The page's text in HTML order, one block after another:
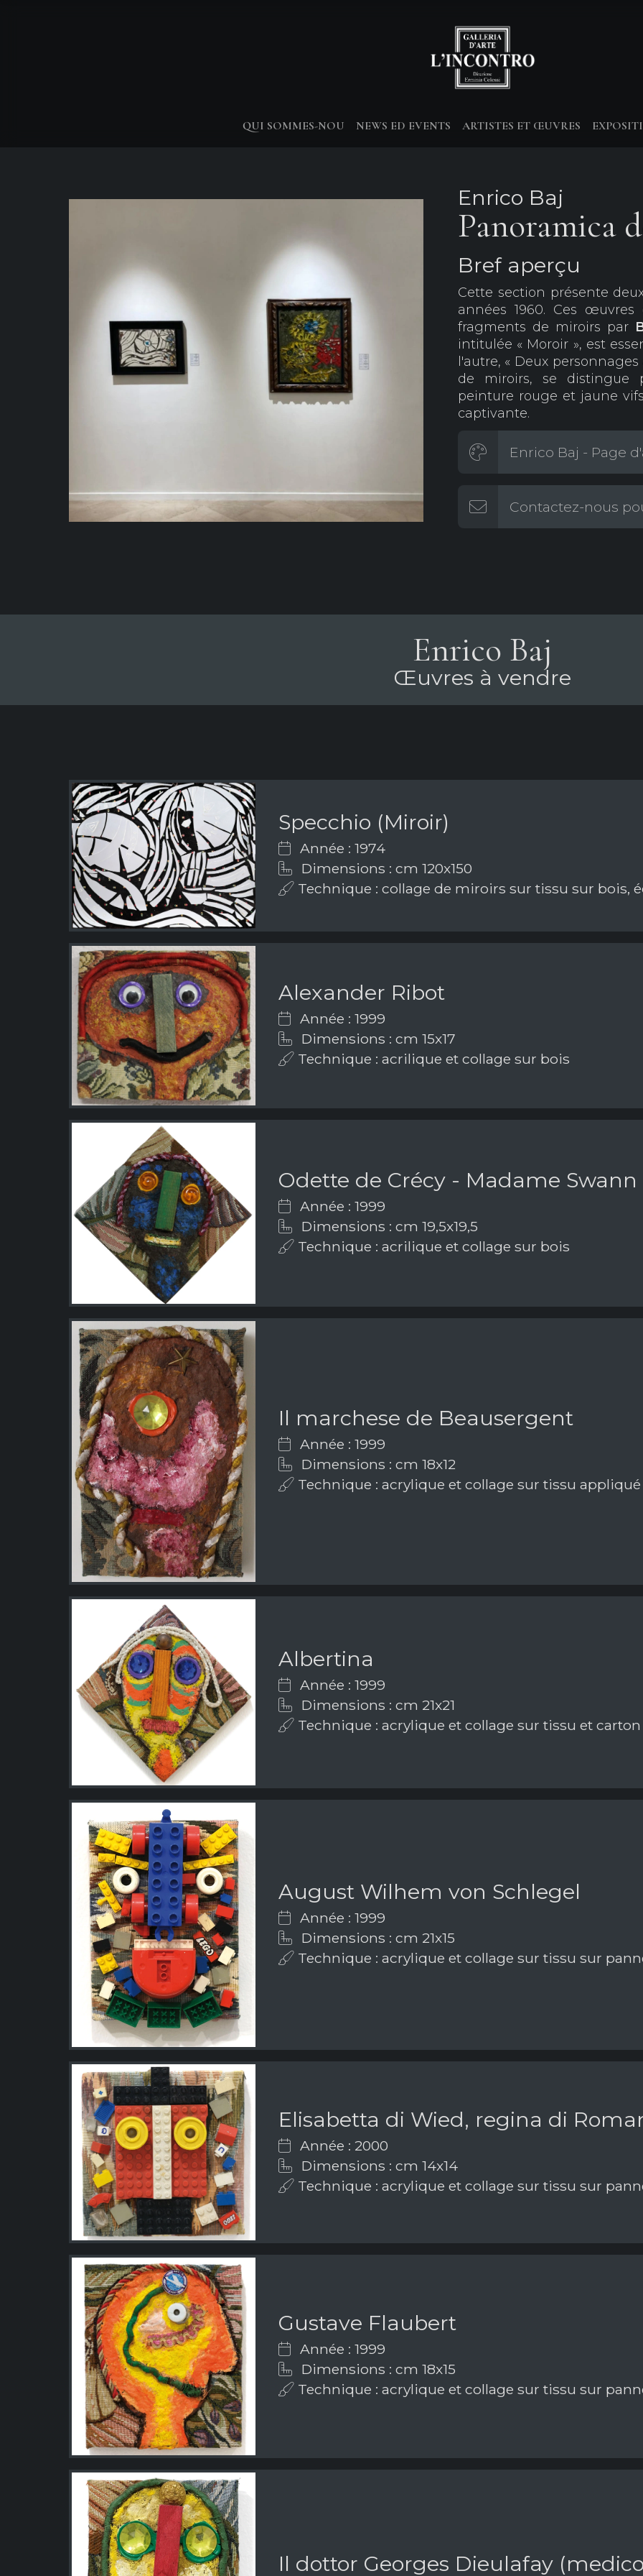
QUI SOMMES-NOU NEWS ED EVENTS ARTISTES ET ŒUVRES
Enrico Baj
Panoramica
Bref aperçu
Cette section présente
années 1960. Ces
fragments de miroirs par
intitulée « Moroir », est
l'autre, « Deux
de miroirs, se distingue
peinture rouge et jaune
captivante.
Enrico Baj - Page
Contactez-nous
Enrico Baj
Œuvres à vendre
Specchio (Miroir)
Année : 1974
Dimensions : cm 120x150
Technique : collage de miroirs sur tissu sur bois,
Alexander Ribot
Année : 1999
Dimensions : cm 15x17
Technique : acrilique et collage sur bois
Odette de Crécy - Madame Swann
Année : 1999
Dimensions : cm 19,5x19,5
Technique : acrilique et collage sur bois
Il marchese de Beausergent
Année : 1999
Dimensions : cm 18x12
Technique : acrylique et collage sur tissu
Albertina
Année : 1999
Dimensions : cm 21x21
Technique : acrylique et collage sur tissu et carton
August Wilhem von Schlegel
Année : 1999
Dimensions : cm 21x15
Technique : acrylique et collage sur tissu sur
Elisabetta di Wied, regina di
Année : 2000
Dimensions : cm 14x14
Technique : acrylique et collage sur tissu sur
Gustave Flaubert
Année : 1999
Dimensions : cm 18x15
Technique : acrylique et collage sur tissu sur
Il dottor Georges Dieulafay